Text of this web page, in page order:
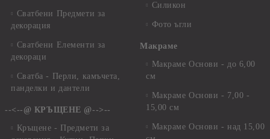
Сватбени Предмети за
декорация
Сватбени Елементи за
декораци
Сватба - Перли, камъчета,
панделки и дантели
--<--@ КРЪЩЕНЕ @-->--
Кръщене - Предмети за
Силикон
Фото ъгли
Макраме
Макраме Основи - до 6,00
см
Макраме Основи - 7,00 -
15,00 см
Макраме Основи - над 15,00